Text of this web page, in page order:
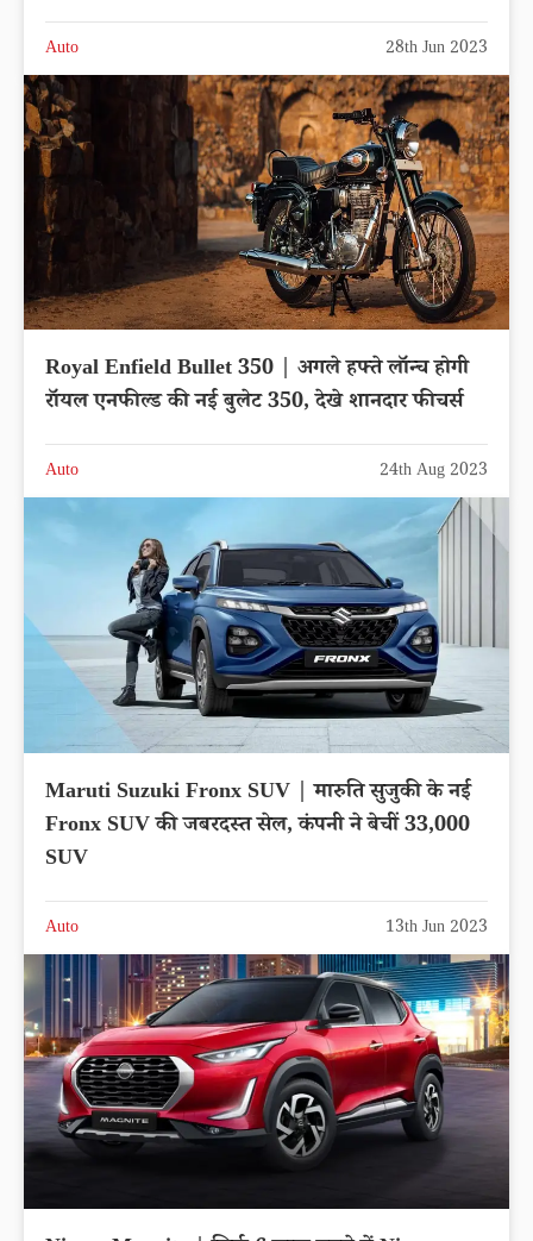
Auto 28th Jun 2023
Royal Enfield Bullet 350 | अगले हफ्ते लॉन्च होगी
रॉयल एनफील्ड की नई बुलेट 350, देखे शानदार फीचर्स
Auto 24th Aug 2023
Maruti Suzuki Fronx SUV | मारुति सुजुकी के नई
Fronx SUV की जबरदस्त सेल, कंपनी ने बेचीं 33,000
SUV
Auto 13th Jun 2023